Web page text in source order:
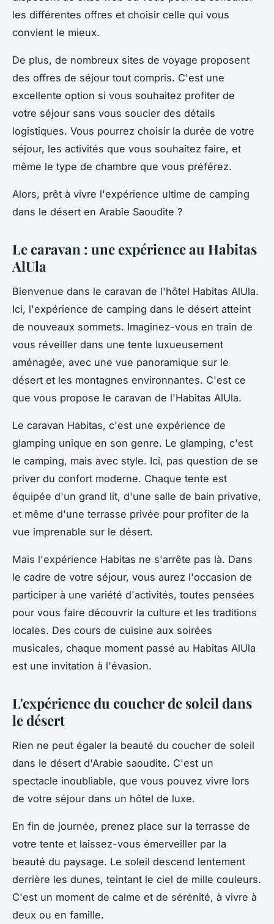
les différentes offres et choisir celle qui vous
convient le mieux.
De plus, de nombreux sites de voyage proposent
des offres de séjour tout compris. C'est une
excellente option si vous souhaitez profiter de
votre séjour sans vous soucier des détails
logistiques. Vous pourrez choisir la durée de votre
séjour, les activités que vous souhaitez faire, et
même le type de chambre que vous préférez.
Alors, prêt à vivre l'expérience ultime de camping
dans le désert en Arabie Saoudite ?
Le caravan : une expérience au Habitas
AlUla
Bienvenue dans le caravan de l'hôtel Habitas AlUla.
Ici, l'expérience de camping dans le désert atteint
de nouveaux sommets. Imaginez-vous en train de
vous réveiller dans une tente luxueusement
aménagée, avec une vue panoramique sur le
désert et les montagnes environnantes. C'est ce
que vous propose le caravan de l'Habitas AlUla.
Le caravan Habitas, c'est une expérience de
glamping unique en son genre. Le glamping, c'est
le camping, mais avec style. Ici, pas question de se
priver du confort moderne. Chaque tente est
équipée d'un grand lit, d'une salle de bain privative,
et même d'une terrasse privée pour profiter de la
vue imprenable sur le désert.
Mais l'expérience Habitas ne s'arrête pas là. Dans
le cadre de votre séjour, vous aurez l'occasion de
participer à une variété d'activités, toutes pensées
pour vous faire découvrir la culture et les traditions
locales. Des cours de cuisine aux soirées
musicales, chaque moment passé au Habitas AlUla
est une invitation à l'évasion.
L'expérience du coucher de soleil dans
le désert
Rien ne peut égaler la beauté du coucher de soleil
dans le désert d'Arabie saoudite. C'est un
spectacle inoubliable, que vous pouvez vivre lors
de votre séjour dans un hôtel de luxe.
En fin de journée, prenez place sur la terrasse de
votre tente et laissez-vous émerveiller par la
beauté du paysage. Le soleil descend lentement
derrière les dunes, teintant le ciel de mille couleurs.
C'est un moment de calme et de sérénité, à vivre à
deux ou en famille.